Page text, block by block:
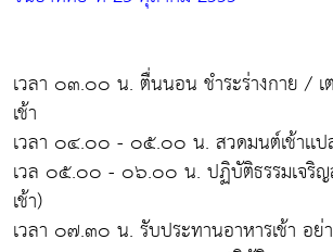
เวลา ๐๓.๐๐ น. ตื่นนอน ชำระร่างกาย / เ
เช้า
เวลา ๐๔.๐๐ - ๐๕.๐๐ น. สวดมนต์เช้าเเ
เวล ๐๕.๐๐ - ๐๖.๐๐ น. ปฏิบัติธรรมเจริญ
เช้า)
เวลา ๐๗.๓๐ น. รับประทานอาหารเช้า อย่